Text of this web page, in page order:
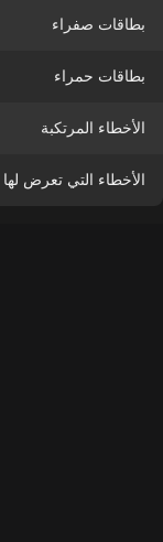
بطاقات صفراء
بطاقات حمراء
الأخطاء المرتكبة
الأخطاء التي تعرض لها